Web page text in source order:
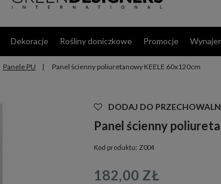
Dekoracje Rośliny doniczkowe Promocje
Panele PU Panel ścienny poliuretanowy KEELE 60x120cm
DODAJ DO
Panel ścienny
Kod produktu: Z004
182,00 ZŁ